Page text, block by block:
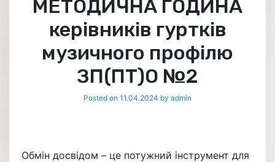
МЕТОДИЧНА ГОДИНА
керівників гуртків
музичного профілю
ЗП(ПТ)О №2
Posted on 11.04.2024 by admin
Обмін досвідом – це потужний інструмент для